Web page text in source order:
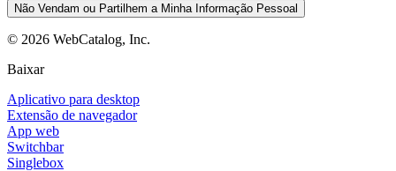
Não Vendam ou Partilhem a Minha Informação Pessoal
© 2026 WebCatalog, Inc.
Baixar
Aplicativo para desktop
Extensão de navegador
App web
Switchbar
Singlebox